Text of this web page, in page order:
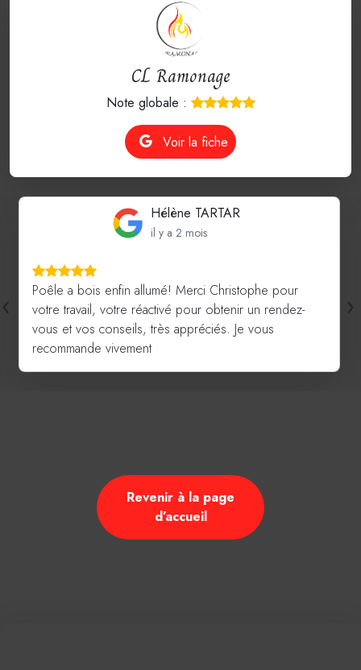
CL Ramonage
Note globale :
Voir la fiche
Hélène TARTAR
il y a 2 mois
Poêle a bois enfin allumé! Merci Christophe pour
votre travail, votre réactivé pour obtenir un rendez-
vous et vos conseils, très appréciés. Je vous
recommande vivement
‹ ›
Revenir à la page
d’accueil